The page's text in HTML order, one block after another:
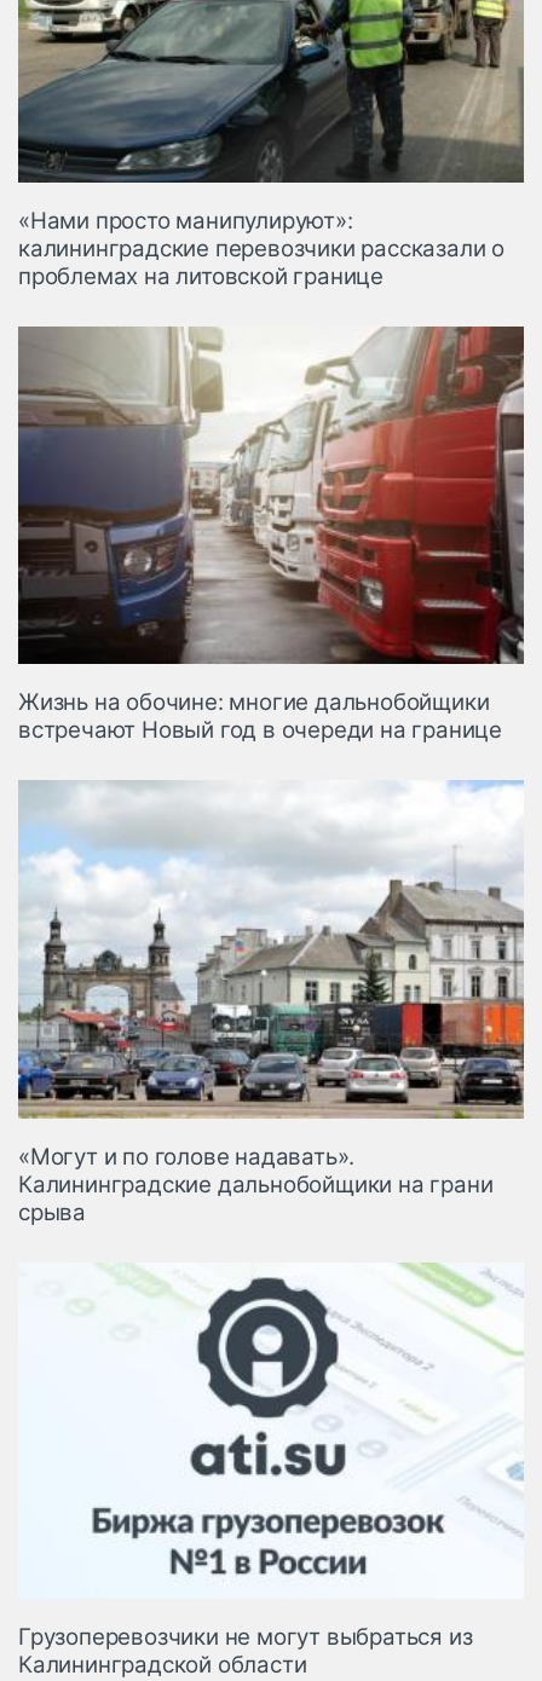
«Нами просто манипулируют»:
калининградские перевозчики рассказали о
проблемах на литовской границе
Жизнь на обочине: многие дальнобойщики
встречают Новый год в очереди на границе
«Могут и по голове надавать».
Калининградские дальнобойщики на грани
срыва
Грузоперевозчики не могут выбраться из
Калининградской области